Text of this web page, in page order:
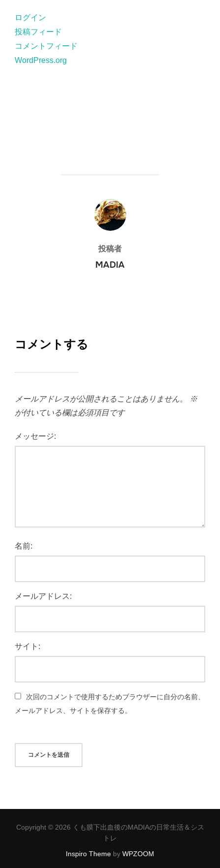
ー
ログイン
投稿フィード
コメントフィード
WordPress.org
投稿者
投稿者
MADIA
コメントする
メールアドレスが公開されることはありません。
※
が付いている欄は必須項目です
メッセージ:
名前:
メールアドレス:
サイト:
次回のコメントで使用するためブラウザーに自分の名前、
メールアドレス、サイトを保存する。
Copyright © 2026 くも膜下出血後のMADIAの日常生活＆シス
トレ
Inspiro Theme by WPZOOM